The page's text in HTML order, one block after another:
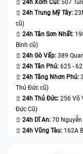
24h Xóm Củi: 507
24h Trung Mỹ Tây:
cũ)
24h Tân Sơn Nhất:
Bình cũ)
24h Gò Vấp: 389
24h Tân Phú: 625 -
24h Tăng Nhơn Phú:
Thủ Đức cũ)
24h Thủ Đức: 256 Võ
Đức Cũ)
24h Dĩ An: 70 Nguyễn
24h Vũng Tàu: 162A